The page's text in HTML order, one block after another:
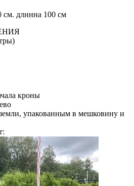
длинна 100 см
кроны
упакованным в мешковину и